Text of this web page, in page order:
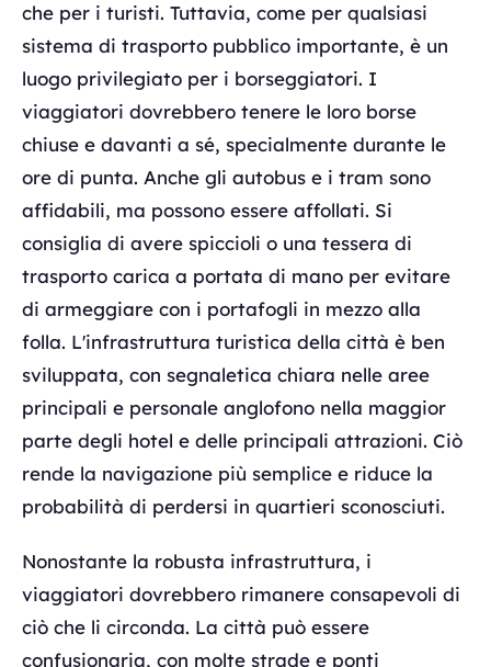
che per i turisti. Tuttavia, come per qualsiasi
sistema di trasporto pubblico importante, è un
luogo privilegiato per i borseggiatori. I
viaggiatori dovrebbero tenere le loro borse
chiuse e davanti a sé, specialmente durante le
ore di punta. Anche gli autobus e i tram sono
affidabili, ma possono essere affollati. Si
consiglia di avere spiccioli o una tessera di
trasporto carica a portata di mano per evitare
di armeggiare con i portafogli in mezzo alla
folla. L'infrastruttura turistica della città è ben
sviluppata, con segnaletica chiara nelle aree
principali e personale anglofono nella maggior
parte degli hotel e delle principali attrazioni. Ciò
rende la navigazione più semplice e riduce la
probabilità di perdersi in quartieri sconosciuti.
Nonostante la robusta infrastruttura, i
viaggiatori dovrebbero rimanere consapevoli di
ciò che li circonda. La città può essere
confusionaria, con molte strade e ponti